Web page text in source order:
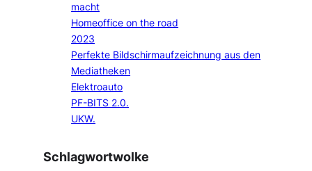
macht
Homeoffice on the road
2023
Perfekte Bildschirmaufzeichnung aus den
Mediatheken
Elektroauto
PF-BITS 2.0.
UKW.
Schlagwortwolke